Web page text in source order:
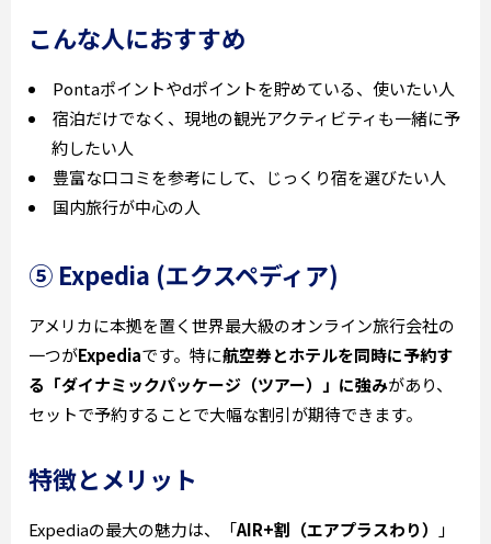
こんな人におすすめ
Pontaポイントやdポイントを貯めている、使いたい人
宿泊だけでなく、現地の観光アクティビティも一緒に予
約したい人
豊富な口コミを参考にして、じっくり宿を選びたい人
国内旅行が中心の人
⑤ Expedia (エクスペディア)
アメリカに本拠を置く世界最大級のオンライン旅行会社の
一つがExpediaです。特に航空券とホテルを同時に予約す
る「ダイナミックパッケージ（ツアー）」に強みがあり、
セットで予約することで大幅な割引が期待できます。
特徴とメリット
Expediaの最大の魅力は、「AIR+割（エアプラスわり）
」